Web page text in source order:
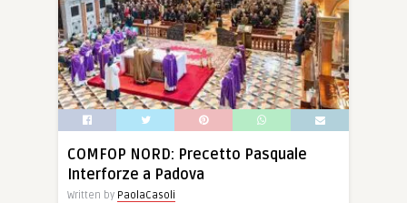
COMFOP NORD: Precetto Pasquale
Interforze a Padova
Written by PaolaCasoli